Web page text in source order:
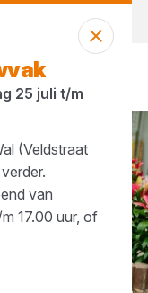
25 juli t/m
(Veldstraat
van
17.00 uur, of